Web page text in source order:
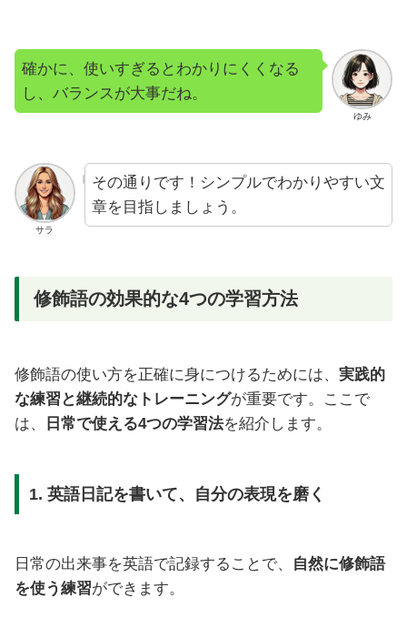
ゆみ
確かに、使いすぎるとわかりにくくなる
し、バランスが大事だね。
サラ
その通りです！シンプルでわかりやすい文
章を目指しましょう。
修飾語の効果的な4つの学習方法
修飾語の使い方を正確に身につけるためには、 実践的
な練習と継続的なトレーニングが重要です。ここで
は、
日常で使える4つの学習法を紹介します。
1. 英語日記を書いて、自分の表現を磨く
日常の出来事を英語で記録することで、
自然に修飾語
を使う練習ができます。